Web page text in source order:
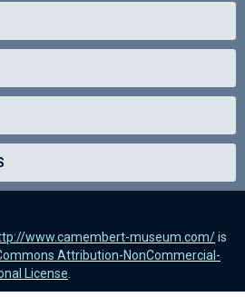
www.camembert-museum.com/is
Attribution-NonCommercial-
License.